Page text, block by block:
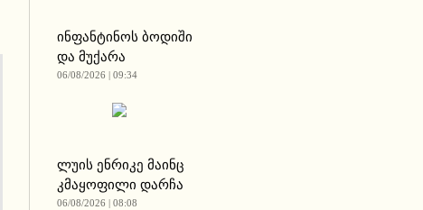
ინფანტინოს ბოდიში
და მუქარა
06/08/2026 | 09:34
ლუის ენრიკე მაინც
კმაყოფილი დარჩა
06/08/2026 | 08:08